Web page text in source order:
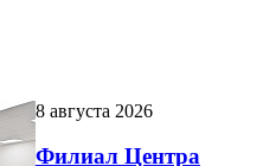
8 августа 2026
Филиал Центра